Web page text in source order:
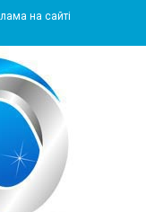
на сайті
города Южный